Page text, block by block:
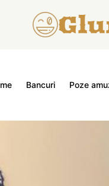
Bancuri Poze